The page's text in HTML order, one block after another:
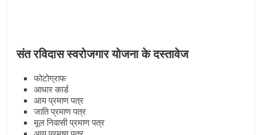
संत रविदास स्‍वरोजगार योजना के दस्‍तावेज
फोटोग्राफ
आधार कार्ड
आय प्रमाण पत्र
जाति प्रमाण पत्र
मूल निवासी प्रमाण पत्र